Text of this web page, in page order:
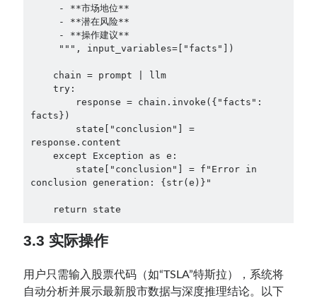
facts})
response.content
conclusion generation: {str(e)}"
3.3 实际操作
用户只需输入股票代码（如“TSLA”特斯拉），系统将
自动分析并展示最新股市数据与深度推理结论。以下